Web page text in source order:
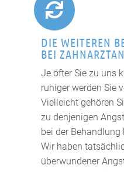

DIE WEITEREN
BEI
Je öfter Sie zu uns
ruhiger werden Sie
Vielleicht gehören
zu denjenigen
bei der
Wir haben
überwundener